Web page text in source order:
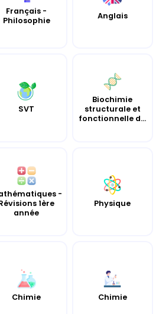
Français -
Philosophie
Anglais
SVT
Biochimie
structurale et
fonctionnelle d...
-
1ère
année
Physique
Chimie Chimie